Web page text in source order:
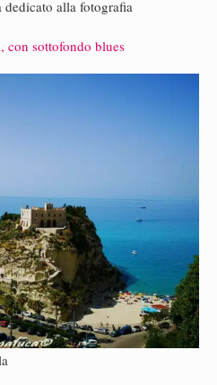
alla fotografia
con sottofondo blues